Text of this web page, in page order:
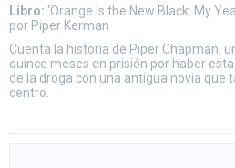
Libro: ‘Orange Is the New Black: My
por Piper Kerman
Cuenta la historia de Piper Chapman,
quince meses en prisión por haber
de la droga con una antigua novia que
centro.